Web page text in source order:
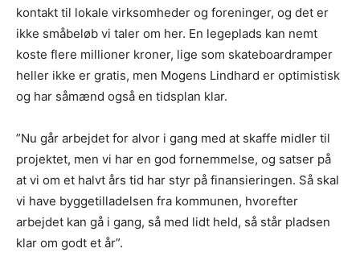
kontakt til lokale virksomheder og foreninger, og det er
ikke småbeløb vi taler om her. En legeplads kan nemt
koste flere millioner kroner, lige som skateboardramper
heller ikke er gratis, men Mogens Lindhard er optimistisk
og har såmænd også en tidsplan klar.
”Nu går arbejdet for alvor i gang med at skaffe midler til
projektet, men vi har en god fornemmelse, og satser på
at vi om et halvt års tid har styr på finansieringen. Så skal
vi have byggetilladelsen fra kommunen, hvorefter
arbejdet kan gå i gang, så med lidt held, så står pladsen
klar om godt et år”.